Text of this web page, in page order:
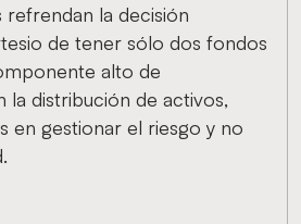
refrendan la decisión
de tener sólo dos fondos
alto de
la distribución de activos,
en gestionar el riesgo y no